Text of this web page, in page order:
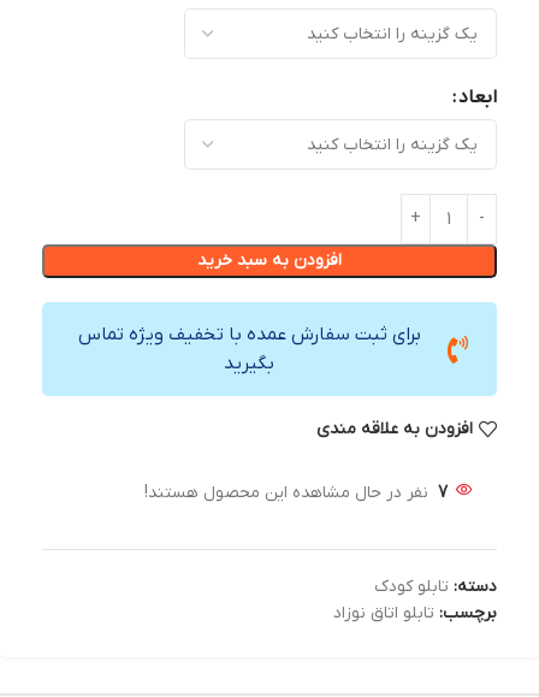
ابعاد
افزودن به سبد خرید
برای ثبت سفارش عمده با تخفیف ویژه تماس
بگیرید
افزودن به علاقه مندی
7 نفر در حال مشاهده این محصول هستند!
دسته: تابلو کودک
برچسب: تابلو اتاق نوزاد